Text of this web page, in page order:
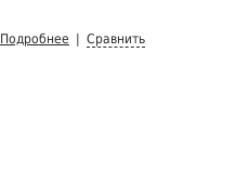
Подробнее Сравнить